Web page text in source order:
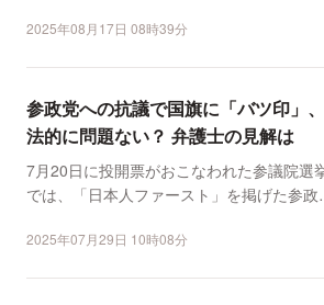
2025年08月17日 08時39分
参政党への抗議で国旗に「バツ印」、
法的に問題ない？ 弁護士の見解は
7月20日に投開票がおこなわれた参議院選
では、「日本人ファースト」を掲げた参政
2025年07月29日 10時08分